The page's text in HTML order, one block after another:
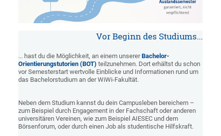
Vor Beginn des Studiums...
... hast du die Möglichkeit, an einem unsererBachelor-
Orientierungstutorien (BOT) teilzunehmen. Dort erhältst du schon
vor Semesterstart wertvolle Einblicke und Informationen rund um
das Bachelorstudium an der WiWi-Fakultät.
Neben dem Studium kannst du dein Campusleben bereichern –
zum Beispiel durch Engagement in der Fachschaft oder anderen
universitären Vereinen, wie zum Beispiel AIESEC und dem
Börsenforum, oder durch einen Job als studentische Hilfskraft.